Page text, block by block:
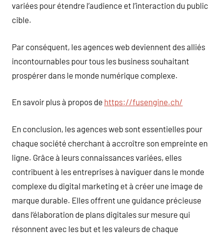
variées pour étendre l’audience et l’interaction du public
cible.
Par conséquent, les agences web deviennent des alliés
incontournables pour tous les business souhaitant
prospérer dans le monde numérique complexe.
En savoir plus à propos de https://fusengine.ch/
En conclusion, les agences web sont essentielles pour
chaque société cherchant à accroître son empreinte en
ligne. Grâce à leurs connaissances variées, elles
contribuent à les entreprises à naviguer dans le monde
complexe du digital marketing et à créer une image de
marque durable. Elles offrent une guidance précieuse
dans l’élaboration de plans digitales sur mesure qui
résonnent avec les but et les valeurs de chaque